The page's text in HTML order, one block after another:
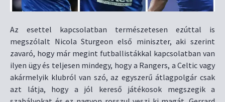
Az esettel kapcsolatban természetesen ezúttal is
megszólalt Nicola Sturgeon első miniszter, aki szerint
zavaró, hogy már megint futballistákkal kapcsolatban van
ilyen ügy és teljesen mindegy, hogy a Rangers, a Celtic vagy
akármelyik klubról van szó, az egyszerű átlagpolgár csak
azt látja, hogy a jól kereső játékosok megszegik a